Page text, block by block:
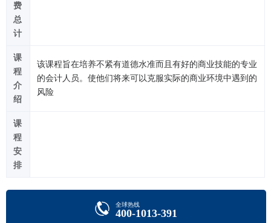
费
总
计
课
程
介
绍
该课程旨在培养不紧有道德水准而且有好的商业技能的专业
的会计人员。使他们将来可以克服实际的商业环境中遇到的
风险
课
程
安
排
全球热线
400-1013-391